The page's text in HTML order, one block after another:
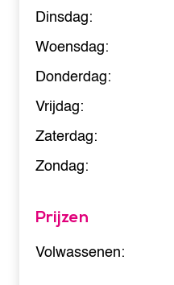
Dinsdag:
Woensdag:
Donderdag:
Vrijdag:
Zaterdag:
Zondag:
Prijzen
Volwassenen: